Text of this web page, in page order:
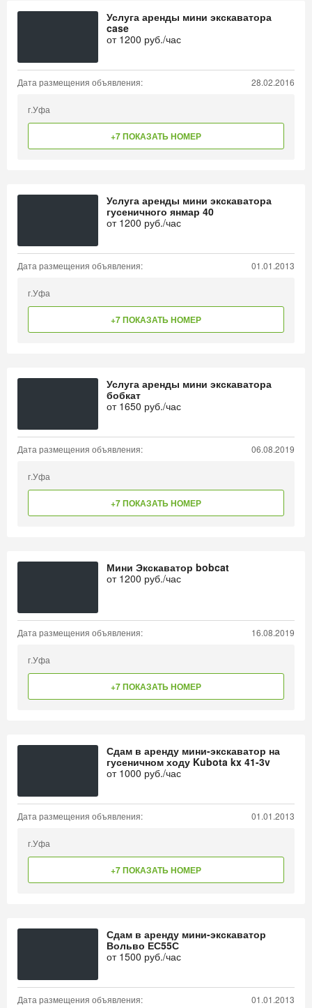
Услуга аренды мини экскаватора
case
от 1200 руб./час
Дата размещения объявления: 28.02.2016
г.Уфа
+7 ПОКАЗАТЬ НОМЕР
Услуга аренды мини экскаватора
гусеничного янмар 40
от 1200 руб./час
Дата размещения объявления: 01.01.2013
г.Уфа
+7 ПОКАЗАТЬ НОМЕР
Услуга аренды мини экскаватора
бобкат
от 1650 руб./час
Дата размещения объявления: 06.08.2019
г.Уфа
+7 ПОКАЗАТЬ НОМЕР
Мини Экскаватор bobcat
от 1200 руб./час
Дата размещения объявления: 16.08.2019
г.Уфа
+7 ПОКАЗАТЬ НОМЕР
Сдам в аренду мини-экскаватор на
гусеничном ходу Kubota kx 41-3v
от 1000 руб./час
Дата размещения объявления: 01.01.2013
г.Уфа
+7 ПОКАЗАТЬ НОМЕР
Сдам в аренду мини-экскаватор
Вольво ЕС55С
от 1500 руб./час
Дата размещения объявления: 01.01.2013